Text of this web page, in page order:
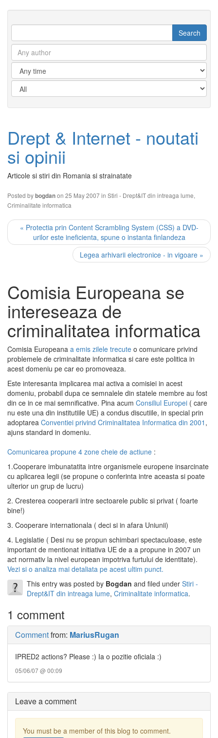
Drept & Internet - noutati
si opinii
Articole si stiri din Romania si strainatate
Posted bybogdanon 25 May 2007 in Stiri - Drept&IT din intreaga lume,
Criminalitate informatica
« Protectia prin Content Scrambling System (CSS) a DVD-
urilor este ineficienta, spune o instanta finlandeza
Legea arhivarii electronice - in vigoare »
Comisia Europeana se
intereseaza de
criminalitatea informatica
Comisia Europeana a emis zilele trecute o comunicare privind
problemele de criminalitate informatica si care este politica in
acest domeniu pe car eo promoveaza.
Este interesanta implicarea mai activa a comisiei in acest
domeniu, probabil dupa ce semnalele din statele membre au fost
din ce in ce mai semnificative. Pina acum Consiliul Europei ( care
nu este una din institutiile UE) a condus discutiile, in special prin
adoptarea Conventiei privind Criminalitatea Informatica din 2001 ,
ajuns standard in domeniu.
Comunicarea propune 4 zone cheie de actiune :
1.Cooperare imbunatatita intre organismele europene insarcinate
cu aplicarea legii (se propune o conferinta intre aceasta si poate
ulterior un grup de lucru)
2. Cresterea cooperarii intre sectoarele public si privat ( foarte
bine!)
3. Cooperare internationala ( deci si in afara Uniunii)
4. Legislatie ( Desi nu se propun schimbari spectaculoase, este
important de mentionat initiativa UE de a a propune in 2007 un
act normativ la nivel european impotriva furtului de identitate).
Vezi si o analiza mai detaliata pe acest ultim punct.
This entry was posted by Bogdan and filed under Stiri -
Drept&IT din intreaga lume, Criminalitate informatica.
1 comment
Commentfrom: MariusRugan
IPRED2 actions? Please :) Ia o pozitie oficiala :)
05/06/07 @ 00:09
Leave a comment
You must be a member of this blog to comment.